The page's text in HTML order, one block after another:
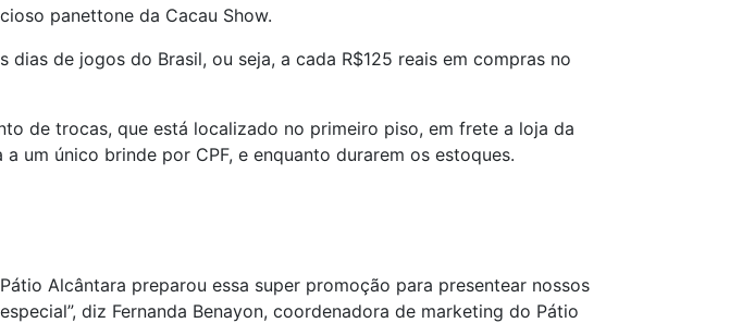
panettone da Cacau Show.
dias de jogos do Brasil, ou seja, a cada R$125 reais em compras no
de trocas, que está localizado no primeiro piso, em frete a loja da
a um único brinde por CPF, e enquanto durarem os estoques.
Alcântara preparou essa super promoção para presentear nossos
diz Fernanda Benayon, coordenadora de marketing do Pátio